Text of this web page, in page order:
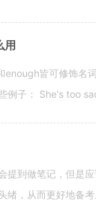
皆可修饰名
例子： She's too
提到做笔记，但是
绪，从而更好地备考